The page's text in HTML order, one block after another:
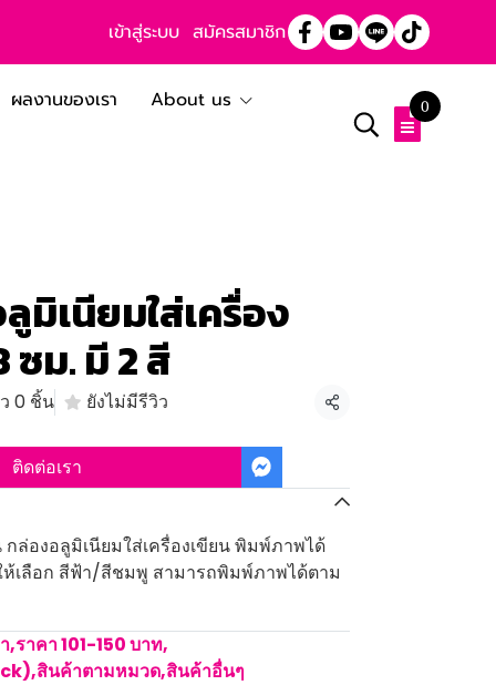
เข้าสู่ระบบ สมัครสมาชิก
ผลงานของเรา
About us
0
เนียมใส่เครื่อง
ซม. มี 2 สี
0 ชิ้น ยังไม่มีรีวิว
แชร์
ติดต่อเรา
ล่องอลูมิเนียมใส่เครื่องเขียน พิมพ์ภาพได้
ห้เลือก สีฟ้า/สีชมพู สามารถพิมพ์ภาพได้ตาม
,ราคา 101-150 บาท,
,สินค้าตามหมวด,สินค้าอื่นๆ